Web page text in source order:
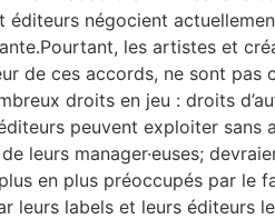
éditeurs négocient
les artistes et
de ces accords, ne sont pas
droits en jeu : droits
peuvent exploiter sans
leurs manager·euses;
en plus préoccupés par le
leurs labels et leurs éditeurs